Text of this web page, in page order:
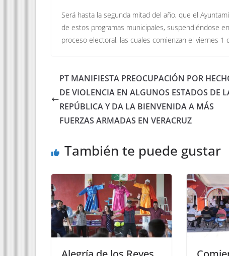
Será hasta la segunda mitad del año, que el
de estos programas municipales, suspendiéndose
proceso electoral, las cuales comienzan el viernes 1
PT MANIFIESTA PREOCUPACIÓN POR
DE VIOLENCIA EN ALGUNOS ESTADOS DE
REPÚBLICA Y DA LA BIENVENIDA A MÁS
FUERZAS ARMADAS EN VERACRUZ
También te puede gustar